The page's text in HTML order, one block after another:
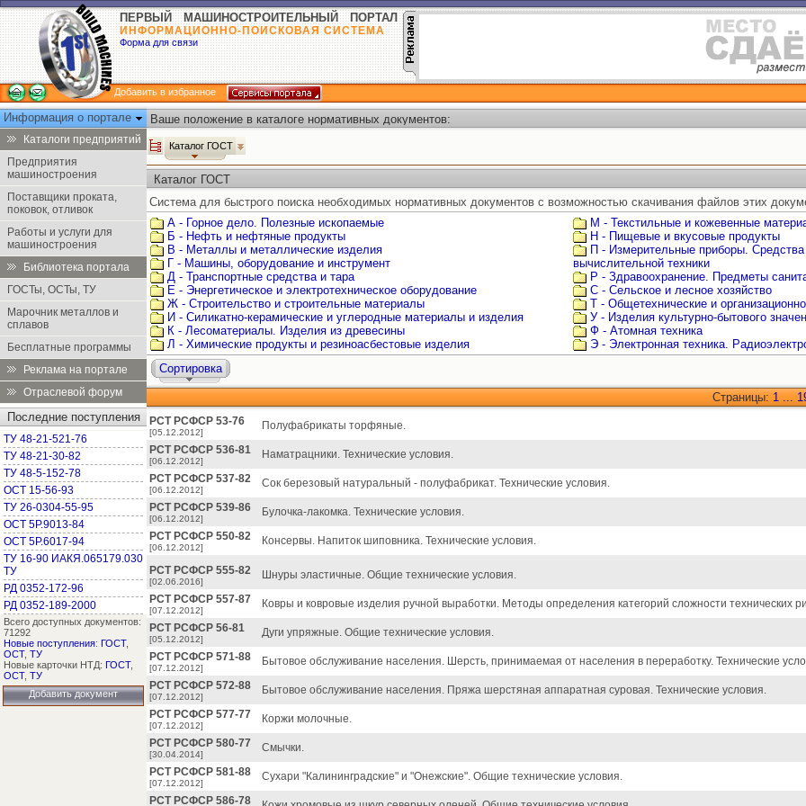
ПЕРВЫЙ МАШИНОСТРОИТЕЛЬНЫЙ ПОРТАЛ
ИНФОРМАЦИОННО-ПОИСКОВАЯ СИСТЕМА
Форма для связи
Добавить в избранное
Информация о портале
Каталоги предприятий
Предприятия
машиностроения
Поставщики проката,
поковок, отливок
Работы и услуги для
машиностроения
Библиотека портала
ГОСТы, ОСТы, ТУ
Марочник металлов и
сплавов
Бесплатные программы
Реклама на портале
Отраслевой форум
Последние поступления
ТУ 48-21-521-76
ТУ 48-21-30-82
ТУ 48-5-152-78
ОСТ 15-56-93
ТУ 26-0304-55-95
ОСТ 5Р.9013-84
ОСТ 5Р.6017-94
ТУ 16-90 ИАКЯ.065179.030
ТУ
РД 0352-172-96
РД 0352-189-2000
Всего доступных документов:
71292
Новые поступления: ГОСТ,
ОСТ, ТУ
Новые карточки НТД: ГОСТ,
ОСТ, ТУ
Добавить документ
Ваше положение в каталоге нормативных документов:
Каталог ГОСТ
Каталог ГОСТ
Система для быстрого поиска необходимых нормативных документов с возможностью скачивания файлов этих
А - Горное дело. Полезные ископаемые
Б - Нефть и нефтяные продукты
В - Металлы и металлические изделия
Г - Машины, оборудование и инструмент
Д - Транспортные средства и тара
Е - Энергетическое и электротехническое оборудование
Ж - Строительство и строительные материалы
И - Силикатно-керамические и углеродные материалы и изделия
К - Лесоматериалы. Изделия из древесины
Л - Химические продукты и резиноасбестовые изделия
М - Текстильные и кожевенные
Н - Пищевые и вкусовые продукты
П - Измерительные приборы. Средства
вычислительной техники
Р - Здравоохранение. Предметы
С - Сельское и лесное хозяйство
Т - Общетехнические и
У - Изделия культурно-бытового
Ф - Атомная техника
Э - Электронная техника.
Сортировка
Страницы: 1 ...
РСТ РСФСР 53-76
[05.12.2012]
Полуфабрикаты торфяные.
РСТ РСФСР 536-81
[06.12.2012]
Наматрацники. Технические условия.
РСТ РСФСР 537-82
[06.12.2012]
Сок березовый натуральный - полуфабрикат. Технические условия.
РСТ РСФСР 539-86
[06.12.2012]
Булочка-лакомка. Технические условия.
РСТ РСФСР 550-82
[06.12.2012]
Консервы. Напиток шиповника. Технические условия.
РСТ РСФСР 555-82
[02.06.2016]
Шнуры эластичные. Общие технические условия.
РСТ РСФСР 557-87
[07.12.2012]
Ковры и ковровые изделия ручной выработки. Методы определения категорий сложности технических
РСТ РСФСР 56-81
[05.12.2012]
Дуги упряжные. Общие технические условия.
РСТ РСФСР 571-88
[07.12.2012]
Бытовое обслуживание населения. Шерсть, принимаемая от населения в переработку. Технические
РСТ РСФСР 572-88
[07.12.2012]
Бытовое обслуживание населения. Пряжа шерстяная аппаратная суровая. Технические условия.
РСТ РСФСР 577-77
[07.12.2012]
Коржи молочные.
РСТ РСФСР 580-77
[30.04.2014]
Смычки.
РСТ РСФСР 581-88
[07.12.2012]
Сухари "Калининградские" и "Онежские". Общие технические условия.
РСТ РСФСР 586-78